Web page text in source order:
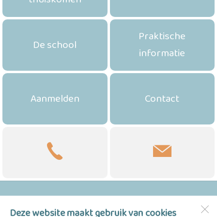
Deze website maakt gebruik van cookies
De school
Praktische
informatie
Aanmelden Contact
Nutsschool Woonstede
Woonstede 98